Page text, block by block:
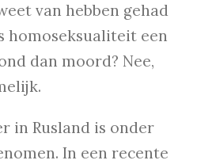
van hebben gehad
homoseksualiteit een
dan moord? Nee,
in Rusland is onder
In een recente